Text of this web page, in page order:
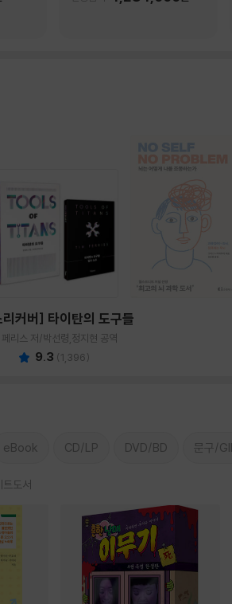
리커버] 타이탄의 도구들
페리스 저/박선령,정지현 공역
9.3 (1,396)
eBook CD/LP DVD/BD 문구/
트도서